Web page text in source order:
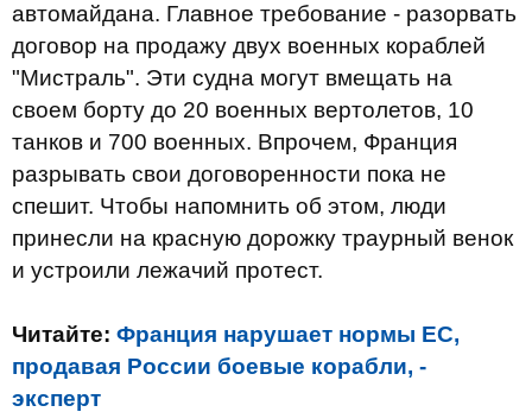
автомайдана. Главное требование - разорвать
договор на продажу двух военных кораблей
"Мистраль". Эти судна могут вмещать на
своем борту до 20 военных вертолетов, 10
танков и 700 военных. Впрочем, Франция
разрывать свои договоренности пока не
спешит. Чтобы напомнить об этом, люди
принесли на красную дорожку траурный венок
и устроили лежачий протест.
Читайте: Франция нарушает нормы ЕС,
продавая России боевые корабли, -
эксперт